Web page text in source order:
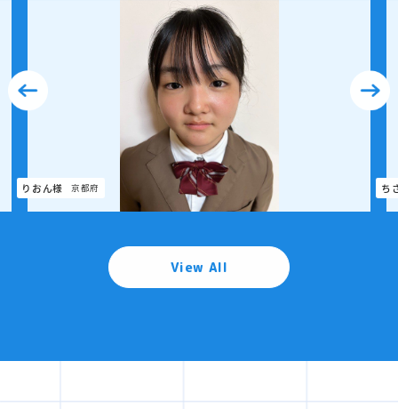
ちさと様 神奈川県 さ
View All